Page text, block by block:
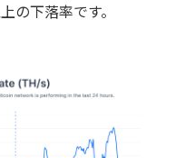
の下落率です。